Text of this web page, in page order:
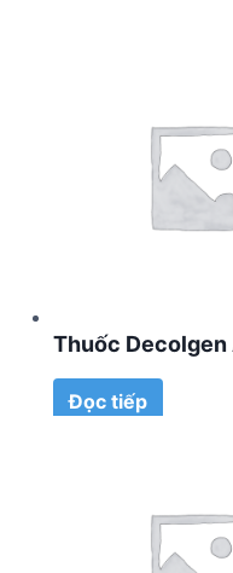
Thuốc Decolgen
Đọc tiếp